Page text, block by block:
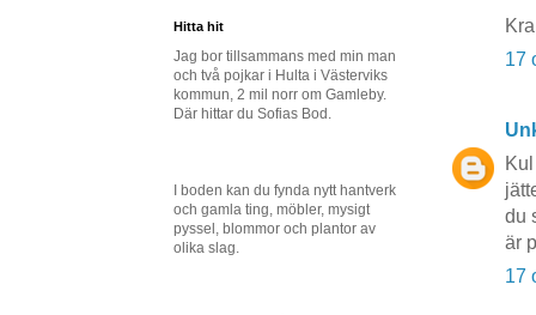
17
du
är
17
Hitta hit
Jag bor tillsammans med min man
och två pojkar i Hulta i Västerviks
kommun, 2 mil norr om Gamleby.
Där hittar du Sofias Bod.
I boden kan du fynda nytt hantverk
och gamla ting, möbler, mysigt
pyssel, blommor och plantor av
olika slag.